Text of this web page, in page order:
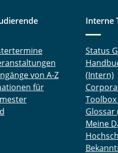
von A-Z
für
Interne
Status
(Intern)
Glossar
Meine